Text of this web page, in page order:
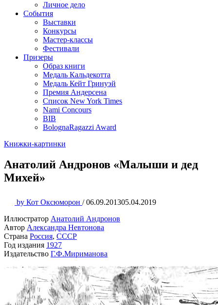
Личное дело
События
Выставки
Конкурсы
Мастер-классы
Фестивали
Призеры
Образ книги
Медаль Кальдекотта
Медаль Кейт Гринуэй
Премия Андерсена
Список New York Times
Nami Concours
BIB
BolognaRagazzi Award
Книжки-картинки
Анатолий Андронов «Малыши и дед
Михей»
by Кот Оксюморон / 06.09.201305.04.2019
Иллюстратор Анатолий Андронов
Автор Александра Невтонова
Страна Россия, СССР
Год издания 1927
Издательство Г.Ф.Мириманова